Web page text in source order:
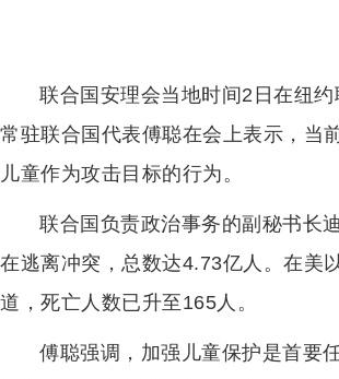
联合国安理会当地时间2日在纽
常驻联合国代表傅聪在会上表示，当
儿童作为攻击目标的行为。
联合国负责政治事务的副秘书长
在逃离冲突，总数达4.73亿人。在美
道，死亡人数已升至165人。
傅聪强调，加强儿童保护是首要